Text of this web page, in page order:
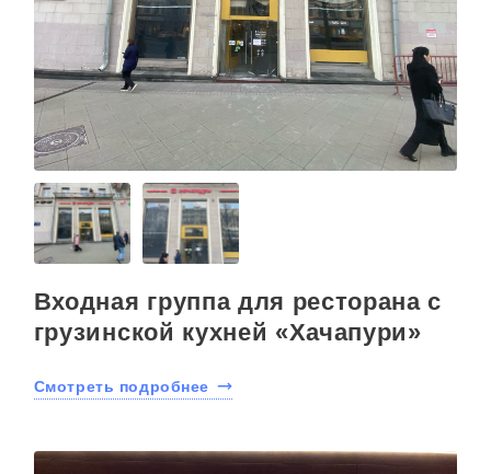
Входная группа для ресторана с
грузинской кухней «Хачапури»
Смотреть подробнее